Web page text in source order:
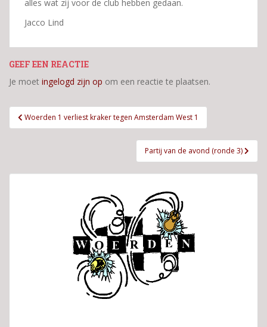
alles wat zij voor de club hebben gedaan.
Jacco Lind
GEEF EEN REACTIE
Je moet ingelogd zijn op om een reactie te plaatsen.
Bericht
navigatie
Woerden 1 verliest kraker tegen Amsterdam West 1
Partij van de avond (ronde 3)